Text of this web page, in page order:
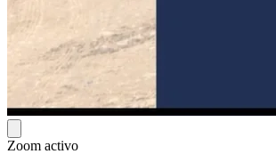
Zoom activo